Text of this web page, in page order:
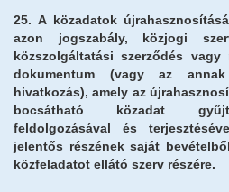
25.A közadatok
azon jogszabály, közjogi
közszolgáltatási szerződés
dokumentum (vagy az annak
hivatkozás), amely az
bocsátható közadat
feldolgozásával és
jelentős részének saját
közfeladatot ellátó szerv részére.